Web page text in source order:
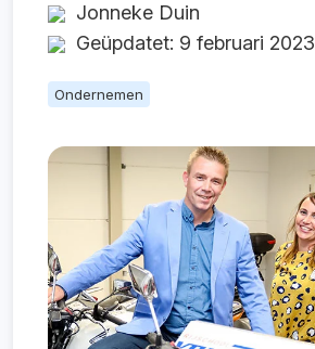
Jonneke Duin
Geüpdatet: 9 februari 2023
Ondernemen